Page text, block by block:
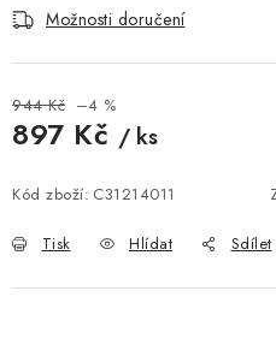
DÁRKOVÉ POUKAZY
STROJE DO DÍLNY
NÁSTROJE PRO ŘEZÁNÍ
Možnosti doručení
944 Kč –4 %
897 Kč / ks
Kód zboží: C31214011
Tisk Hlídat Sdílet